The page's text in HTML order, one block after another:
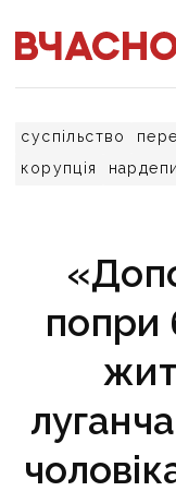
суспільство
корупція
нардепи
попри